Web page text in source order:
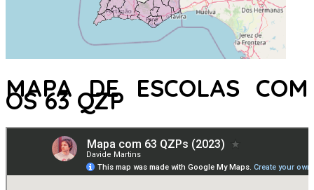
MAPA DE ESCOLAS COM
OS 63 QZP